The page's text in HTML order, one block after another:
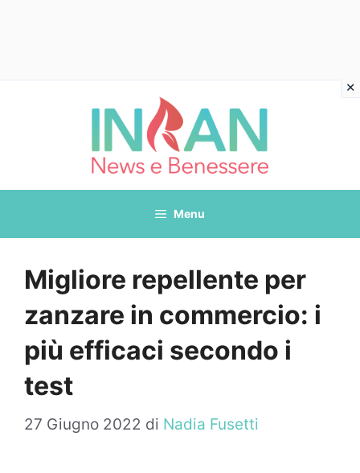
Menu
Migliore repellente per
zanzare in commercio: i
più efficaci secondo i
test
27 Giugno 2022 di Nadia Fusetti